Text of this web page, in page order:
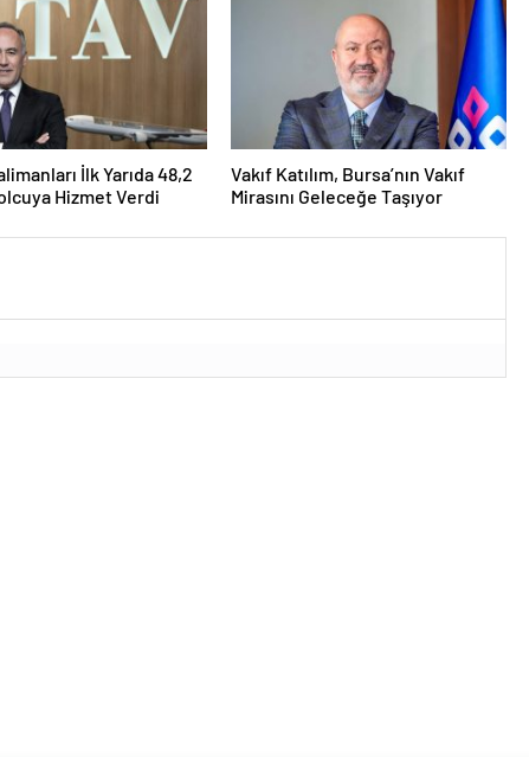
İlk Yarıda 48,2
Hizmet Verdi
Vakıf Katılım, Bursa’nın Vakıf
Mirasını Geleceğe Taşıyor